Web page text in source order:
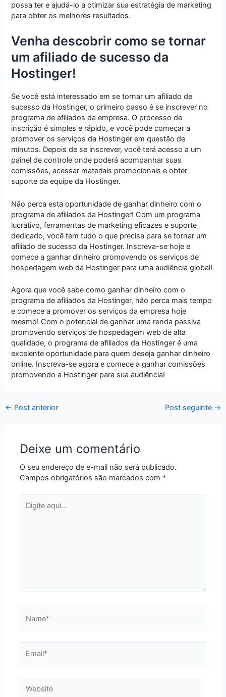
possa ter e ajudá-lo a otimizar sua estratégia de marketing
para obter os melhores resultados.
Venha descobrir como se tornar
um afiliado de sucesso da
Hostinger!
Se você está interessado em se tornar um afiliado de
sucesso da Hostinger, o primeiro passo é se inscrever no
programa de afiliados da empresa. O processo de
inscrição é simples e rápido, e você pode começar a
promover os serviços da Hostinger em questão de
minutos. Depois de se inscrever, você terá acesso a um
painel de controle onde poderá acompanhar suas
comissões, acessar materiais promocionais e obter
suporte da equipe da Hostinger.
Não perca esta oportunidade de ganhar dinheiro com o
programa de afiliados da Hostinger! Com um programa
lucrativo, ferramentas de marketing eficazes e suporte
dedicado, você tem tudo o que precisa para se tornar um
afiliado de sucesso da Hostinger. Inscreva-se hoje e
comece a ganhar dinheiro promovendo os serviços de
hospedagem web da Hostinger para uma audiência global!
Agora que você sabe como ganhar dinheiro com o
programa de afiliados da Hostinger, não perca mais tempo
e comece a promover os serviços da empresa hoje
mesmo! Com o potencial de ganhar uma renda passiva
promovendo serviços de hospedagem web de alta
qualidade, o programa de afiliados da Hostinger é uma
excelente oportunidade para quem deseja ganhar dinheiro
online. Inscreva-se agora e comece a ganhar comissões
promovendo a Hostinger para sua audiência!
← Post anterior Post seguinte →
Deixe um comentário
O seu endereço de e-mail não será publicado.
Campos obrigatórios são marcados com *
aqui...